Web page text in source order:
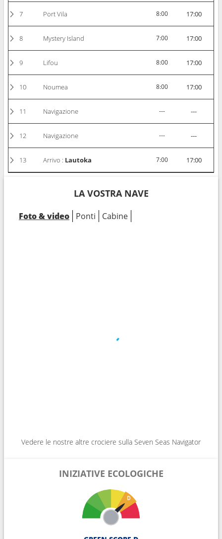
7 Port Vila 8:00 17:00
8 Mystery Island 7:00 17:00
9 Lifou 8:00 17:00
10 Noumea 8:00 17:00
11 Navigazione --- ---
12 Navigazione --- ---
13 Arrivo : Lautoka 7:00 17:00
LA VOSTRA NAVE
Foto & video Ponti Cabine
Vedere le nostre altre crociere sulla Seven Seas Navigator
INIZIATIVE ECOLOGICHE